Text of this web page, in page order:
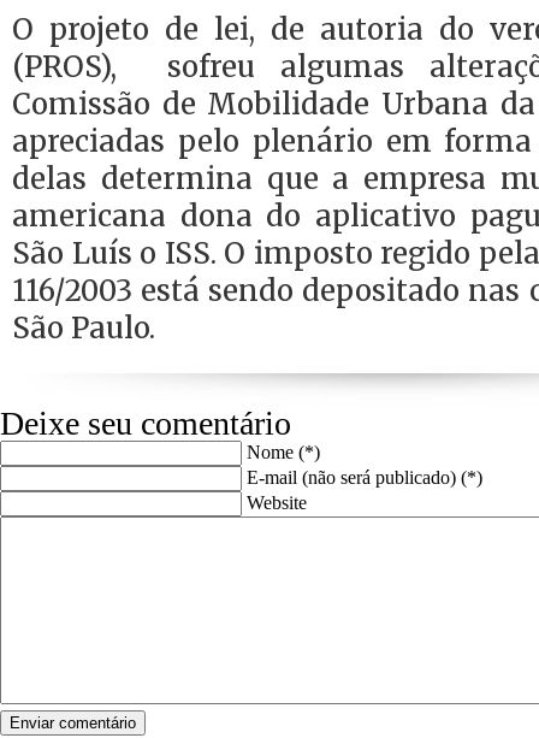
O projeto de lei, de autoria do
(PROS), sofreu algumas
Comissão de Mobilidade Urbana
apreciadas pelo plenário em
delas determina que a empresa
americana dona do aplicativo
São Luís o ISS. O imposto regido
116/2003 está sendo depositado nas
São Paulo.
Deixe seu comentário
Nome (*)
E-mail (não será publicado) (*)
Website